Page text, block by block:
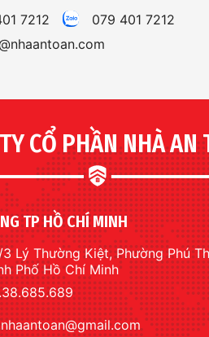
7212
079 401 7212
CỔ PHẦN NHÀ AN
TP HỒ CHÍ MINH
Lý Thường Kiệt, Phường Phú
Phố Hồ Chí Minh